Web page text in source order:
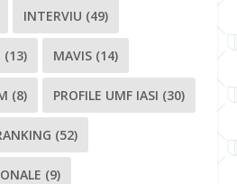
INTERVIU (49)
(13) MAVIS (14)
(8) PROFILE UMF IASI (30)
(52)
(9)